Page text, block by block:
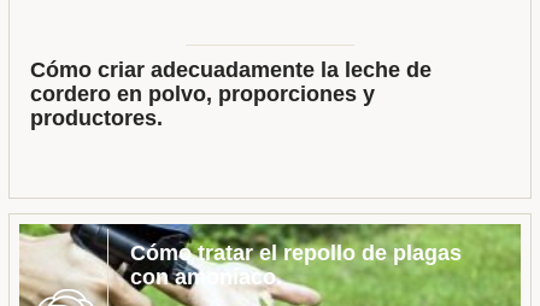
Cómo criar adecuadamente la leche de
cordero en polvo, proporciones y
productores.
Cómo tratar el repollo de plagas
con amoníaco.